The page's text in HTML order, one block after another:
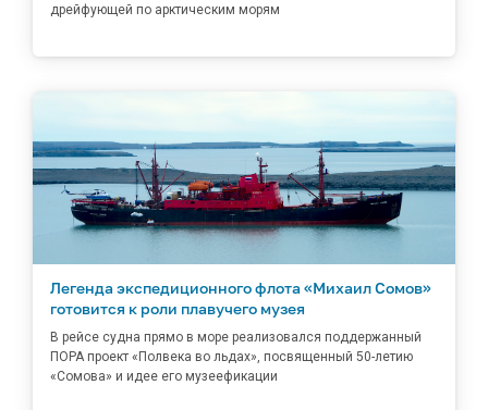
дрейфующей по арктическим морям
Легенда экспедиционного флота «Михаил Сомов»
готовится к роли плавучего музея
В рейсе судна прямо в море реализовался поддержанный
ПОРА проект «Полвека во льдах», посвященный 50-летию
«Сомова» и идее его музеефикации